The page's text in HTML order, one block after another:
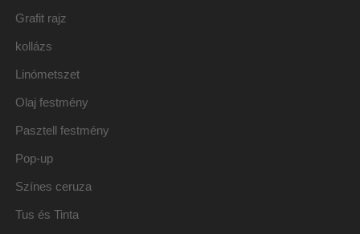
Grafit rajz
kollázs
Linómetszet
Olaj festmény
Pasztell festmény
Pop-up
Színes ceruza
Tus és Tinta